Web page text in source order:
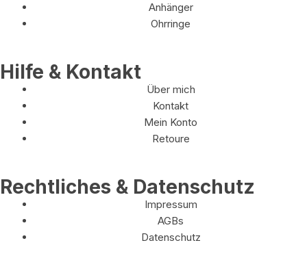
Anhänger
Ohrringe
Hilfe & Kontakt
Über mich
Kontakt
Mein Konto
Retoure
Rechtliches & Datenschutz
Impressum
AGBs
Datenschutz